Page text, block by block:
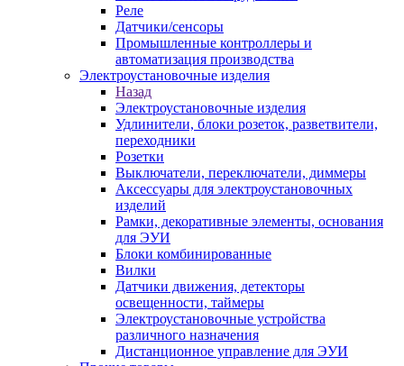
Реле
Датчики/сенсоры
Промышленные контроллеры и
автоматизация производства
Электроустановочные изделия
Назад
Электроустановочные изделия
Удлинители, блоки розеток, разветвители,
переходники
Розетки
Выключатели, переключатели, диммеры
Аксессуары для электроустановочных
изделий
Рамки, декоративные элементы, основания
для ЭУИ
Блоки комбинированные
Вилки
Датчики движения, детекторы
освещенности, таймеры
Электроустановочные устройства
различного назначения
Дистанционное управление для ЭУИ